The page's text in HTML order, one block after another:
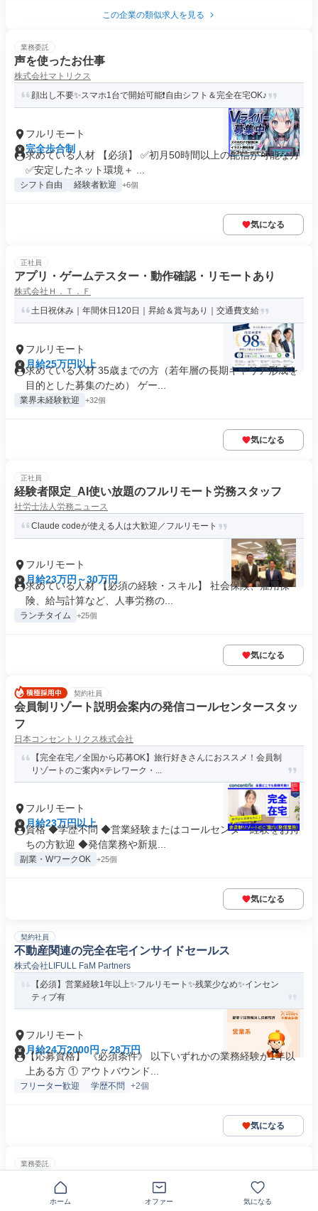
この企業の類似求人を見る
業務委託
声を使ったお仕事
株式会社マトリクス
顔出し不要✨スマホ1台で開始可能❗自由シフト＆完全在宅OK♪
フルリモート
完全歩合制
求めている人材 【必須】 ✅初月50時間以上の配信が可能な方
✅安定したネット環境＋ ...
シフト自由 経験者歓迎 +6個
気になる
正社員
アプリ・ゲームテスター・動作確認・リモートあり
株式会社Ｈ．Ｔ．Ｆ
土日祝休み｜年間休日120日｜昇給＆賞与あり｜交通費支給
フルリモート
月給25万円以上
求めている人材 35歳までの方（若年層の長期キャリア形成を
目的とした募集のため） ゲー...
業界未経験歓迎 +32個
気になる
正社員
経験者限定_AI使い放題のフルリモート労務スタッフ
社労士法人労務ニュース
Claude codeが使える人は大歓迎／フルリモート
フルリモート
月給23万円～30万円
求めている人材 【必須の経験・スキル】 社会保険、雇用保
険、給与計算など、人事労務の...
ランチタイム +25個
気になる
契約社員
会員制リゾート説明会案内の発信コールセンタースタッ
フ
日本コンセントリクス株式会社
【完全在宅／全国から応募OK】旅行好きさんにおススメ！会員制
リゾートのご案内×テレワーク・...
フルリモート
月給23万円以上
資格 ◆学歴不問 ◆営業経験またはコールセンター経験をお持
ちの方歓迎 ◆発信業務や新規...
副業・WワークOK +25個
気になる
契約社員
不動産関連の完全在宅インサイドセールス
株式会社LIFULL FaM Partners
【必須】営業経験1年以上✨フルリモート✨残業少なめ✨インセン
ティブ有
フルリモート
月給24万2000円～28万円
【応募資格】 《必須条件》 以下いずれかの業務経験が1年以
上ある方 ① アウトバウンド...
フリーター歓迎 学歴不問 +2個
気になる
業務委託
<ママさん、未経験活躍中> 完全在宅の電話営業で家庭と
ホーム オファー 気になる